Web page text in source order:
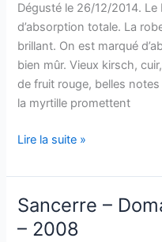
Joblot
–
1998
Dégusté le 26/12/2014.
d’absorption totale. La
brillant. On est marqué
bien mûr. Vieux kirsch,
de fruit rouge, belles
la myrtille promettent
Beaune
cru
–
Vieilles
Vignes
Lire la suite »
Sancerre –
– 2008